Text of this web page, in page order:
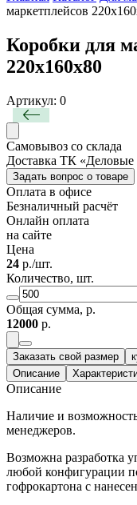
маркетплейсов
Коробки для
220x160x80
Артикул: 0
Самовывоз со склада
Доставка ТК
Задать вопрос о товаре
Оплата в офисе
Безналичный расчёт
Онлайн оплата
на сайте
Цена
24 р./шт.
Количество, шт.
Общая сумма, р.
12000 р.
Заказать свой размер
Описание
Описание
Наличие и
менеджеров.
Возможна разработка
любой конфигурации
гофрокартона с